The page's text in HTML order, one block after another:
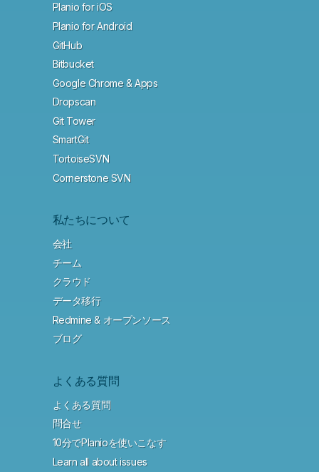
Planio for iOS
Planio for Android
GitHub
Bitbucket
Google Chrome & Apps
Dropscan
Git Tower
SmartGit
TortoiseSVN
Cornerstone SVN
私たちについて
会社
チーム
クラウド
データ移行
Redmine & オープンソース
ブログ
よくある質問
よくある質問
問合せ
10分でPlanioを使いこなす
Learn all about issues